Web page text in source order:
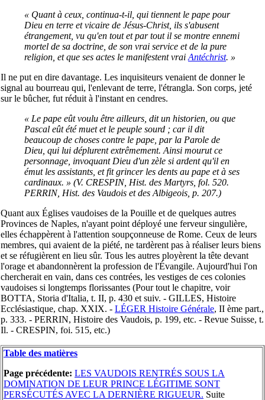
« Quant à ceux, continua-t-il, qui tiennent le pape pour
Dieu en terre et vicaire de Jésus-Christ, ils s'abusent
étrangement, vu qu'en tout et par tout il se montre ennemi
mortel de sa doctrine, de son vrai service et de la pure
religion, et que ses actes le manifestent vrai Antéchrist. »
Il ne put en dire davantage. Les inquisiteurs venaient de donner le
signal au bourreau qui, l'enlevant de terre, l'étrangla. Son corps, jeté
sur le bûcher, fut réduit à l'instant en cendres.
« Le pape eût voulu être ailleurs, dit un historien, ou que
Pascal eût été muet et le peuple sourd ; car il dit
beaucoup de choses contre le pape, par la Parole de
Dieu, qui lui déplurent extrêmement. Ainsi mourut ce
personnage, invoquant Dieu d'un zèle si ardent qu'il en
émut les assistants, et fit grincer les dents au pape et à ses
cardinaux. » (V. CRESPIN, Hist. des Martyrs, fol. 520.
PERRIN, Hist. des Vaudois et des Albigeois, p. 207.)
Quant aux Églises vaudoises de la Pouille et de quelques autres
Provinces de Naples, n'ayant point déployé une ferveur singulière,
elles échappèrent à l'attention soupçonneuse de Rome. Ceux de leurs
membres, qui avaient de la piété, ne tardèrent pas à réaliser leurs biens
et se réfugièrent en lieu sûr. Tous les autres ployèrent la tête devant
l'orage et abandonnèrent la profession de l'Évangile. Aujourd'hui l'on
chercherait en vain, dans ces contrées, les vestiges de ces colonies
vaudoises si longtemps florissantes (Pour tout le chapitre, voir
BOTTA, Storia d'Italia, t. II, p. 430 et suiv. - GILLES, Histoire
Ecclésiastique, chap. XXIX. - LÉGER Histoire Générale, II ème part.,
p. 333. - PERRIN, Histoire des Vaudois, p. 199, etc. - Revue Suisse, t.
Il. - CRESPIN, foi. 515, etc.)
Table des matières
Page précédente: LES VAUDOIS RENTRÉS SOUS LA
DOMINATION DE LEUR PRINCE LÉGITIME SONT
PERSÉCUTÉS AVEC LA DERNIÈRE RIGUEUR. Suite